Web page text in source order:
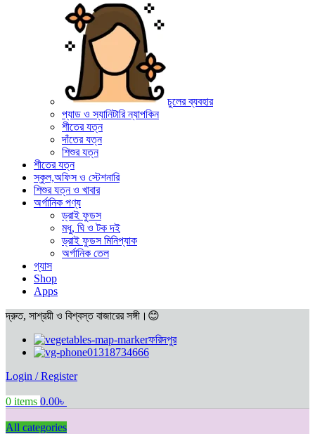
চুলের ব্যবহার
প্যাড ও স্যানিটারি ন্যাপকিন
শীতের যত্ন
দাঁতের যত্ন
শিশুর যত্ন
শীতের যত্ন
স্কুল,অফিস ও স্টেশনারি
শিশুর যত্ন ও খাবার
অর্গানিক পণ্য
ড্রাই ফুডস
মধু, ঘি ও টক দই
ড্রাই ফুডস মিনিপ্যাক
অর্গানিক তেল
গ্যাস
Shop
Apps
দ্রুত, সাশ্রয়ী ও বিশ্বস্ত বাজারের সঙ্গী।😊
ফরিদপুর
01318734666
Login / Register
0 items 0.00৳
All categories